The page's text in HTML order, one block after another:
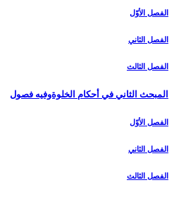
الفصل الأوّل‏
الفصل الثاني‏
الفصل الثالث‏
المبحث الثاني في أحكام الخلوةوفيه فصول
الفصل الأوّل‏
الفصل الثاني‏
الفصل الثالث‏